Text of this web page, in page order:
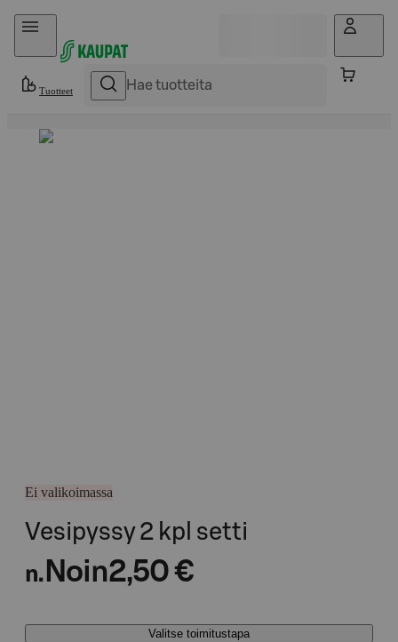
Hyppää sisältöön
Tuotteet
Ei valikoimassa
Vesipyssy 2 kpl setti
n. Noin2,50 €
Valitse toimitustapa